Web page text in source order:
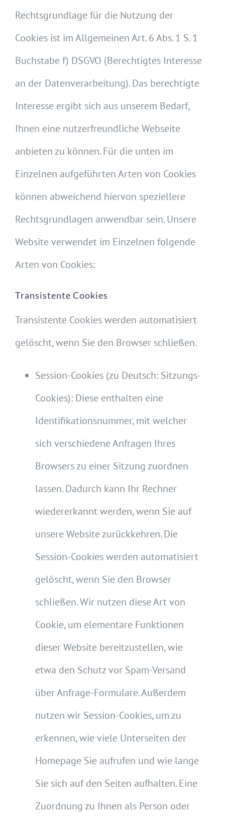
Rechtsgrundlage für die Nutzung der
Cookies ist im Allgemeinen Art. 6 Abs. 1 S. 1
Buchstabe f) DSGVO (Berechtigtes Interesse
an der Datenverarbeitung). Das berechtigte
Interesse ergibt sich aus unserem Bedarf,
Ihnen eine nutzerfreundliche Webseite
anbieten zu können. Für die unten im
Einzelnen aufgeführten Arten von Cookies
können abweichend hiervon speziellere
Rechtsgrundlagen anwendbar sein. Unsere
Website verwendet im Einzelnen folgende
Arten von Cookies:
Transistente Cookies
Transistente Cookies werden automatisiert
gelöscht, wenn Sie den Browser schließen.
Session-Cookies (zu Deutsch: Sitzungs-
Cookies): Diese enthalten eine
Identifikationsnummer, mit welcher
sich verschiedene Anfragen Ihres
Browsers zu einer Sitzung zuordnen
lassen. Dadurch kann Ihr Rechner
wiedererkannt werden, wenn Sie auf
unsere Website zurückkehren. Die
Session-Cookies werden automatisiert
gelöscht, wenn Sie den Browser
schließen. Wir nutzen diese Art von
Cookie, um elementare Funktionen
dieser Website bereitzustellen, wie
etwa den Schutz vor Spam-Versand
über Anfrage-Formulare. Außerdem
nutzen wir Session-Cookies, um zu
erkennen, wie viele Unterseiten der
Homepage Sie aufrufen und wie lange
Sie sich auf den Seiten aufhalten. Eine
Zuordnung zu Ihnen als Person oder